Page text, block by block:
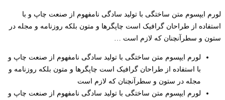
لورم ایپسوم متن ساختگی با تولید سادگی نامفهوم از صنعت چاپ و با
استفاده از طراحان گرافیک است چاپگرها و متون بلکه روزنامه و مجله در
ستون و سطرآنچنان که لازم است …
لورم ایپسوم متن ساختگی با تولید سادگی نامفهوم از صنعت چاپ و
با استفاده از طراحان گرافیک است چاپگرها و متون بلکه روزنامه و
مجله در ستون و سطرآنچنان که لازم است
لورم ایپسوم متن ساختگی با تولید سادگی نامفهوم از صنعت چاپ و